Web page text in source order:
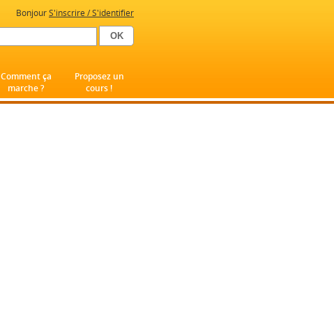
BonjourS'inscrire / S'identifier
Comment ça
marche ?
Proposez un
cours !